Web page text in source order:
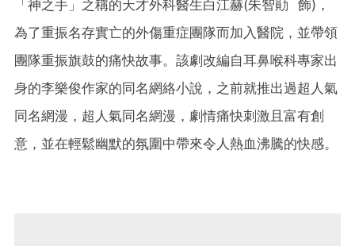
「神之手」之稱的天才外科醫生白江赫(朱智勛 飾)，
為了重振名存實亡的外傷重症團隊而加入醫院，並帶領
團隊重振旗鼓的痛快故事。該劇改編自耳鼻喉科專家出
身的李樂俊作家的同名網絡小說，之前就推出過超人氣
同名網漫，超人氣同名網漫，劇情痛快刺激且富有創
意，並在輕鬆幽默的氛圍中帶來令人熱血沸騰的快感。